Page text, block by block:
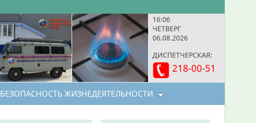
16:06
ЧЕТВЕРГ
06.08.2026
ДИСПЕТЧЕРСКАЯ:
218-00-51
БЕЗОПАСНОСТЬ ЖИЗНЕДЕЯТЕЛЬНОСТИ